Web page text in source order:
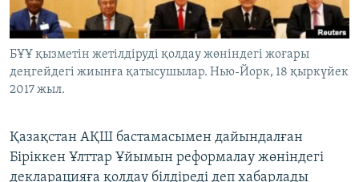
Басқа тілдерде
БҰҰ қызметін жетілдіруді қолдау жөніндегі жоғары
деңгейдегі жиынға қатысушылар. Нью-Йорк, 18 қыркүйек
2017 жыл.
Қазақстан АҚШ бастамасымен дайындалған
Біріккен Ұлттар Ұйымын реформалау жөніндегі
декларацияға қолдау білдіреді деп хабарлады